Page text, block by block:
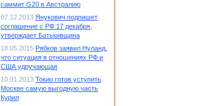
саммит G20 в Австралию
07.12.2013 Янукович подпишет
соглашение с РФ 17 декабря,
утверждает Батькивщина
18.05.2015 Рябков заявил Нуланд,
что ситуация в отношениях РФ и
США удручающая
10.01.2013 Токио готов уступить
Москве самую выгодную часть
Курил